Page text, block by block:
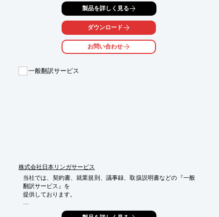
「認証コース」をご用意。
お客様ごとの実態に即した適切な審査が可能です。
ご要望の際はお気軽に、お問い合わせください。
【認証コースでできること】
■品質や情報セキュリティに関する国際的な基準を満たした
■従業員が同じルール・目標を共有し業務に取り組むことで、
製品を詳しく見る
ダウンロード
お問い合わせ
一般翻訳サービス
株式会社日本リンガサービス
当社では、契約書、就業規則、議事録、取扱説明書などの『一般
翻訳サービス』を
提供しております。
高度な専門知識を要する様々な分野の翻訳も経験豊かなスタッフ